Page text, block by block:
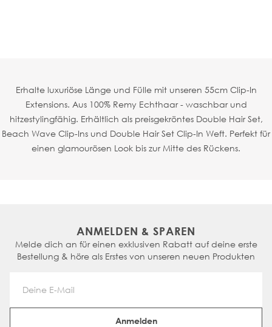
Erhalte luxuriöse Länge und Fülle mit unseren 55cm Clip-In
Extensions. Aus 100% Remy Echthaar - waschbar und
hitzestylingfähig. Erhältlich als preisgekröntes Double Hair Set,
Beach Wave Clip-Ins und Double Hair Set Clip-In Weft. Perfekt für
einen glamourösen Look bis zur Mitte des Rückens.
ANMELDEN & SPAREN
Melde dich an für einen exklusiven Rabatt auf deine erste
Bestellung & höre als Erstes von unseren neuen Produkten
Email Address
Anmelden